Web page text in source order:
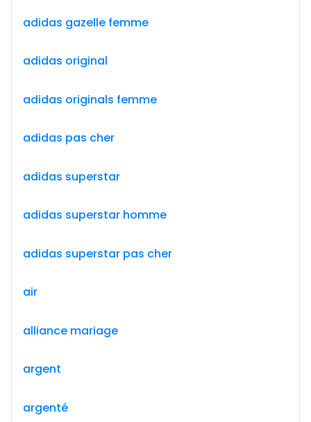
adidas gazelle femme
adidas original
adidas originals femme
adidas pas cher
adidas superstar
adidas superstar homme
adidas superstar pas cher
air
alliance mariage
argent
argenté